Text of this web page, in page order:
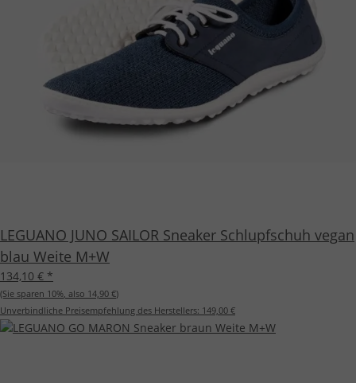
LEGUANO JUNO SAILOR Sneaker Schlupfschuh vegan
blau Weite M+W
134,10 € *
(Sie sparen 10%, also 14,90 €)
Unverbindliche Preisempfehlung des Herstellers: 149,00 €